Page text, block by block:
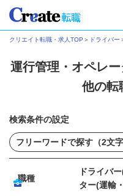
クリエイト転職・求人TOP ＞ ドライバー
運行管理・オペレ
他の転
検索条件の設定
職種
ドライバ
ター(運輸